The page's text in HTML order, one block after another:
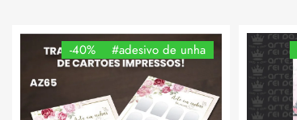
-40% #adesivo de unha